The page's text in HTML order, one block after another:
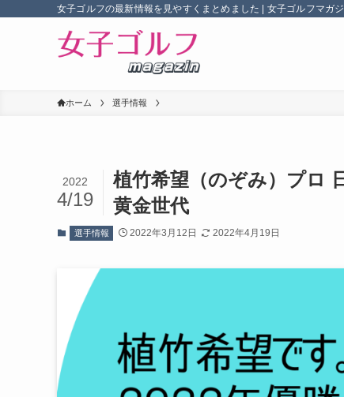
女子ゴルフの最新情報を見やすくまとめました | 女子ゴルフマガ
ホーム 選手情報
植竹希望（のぞみ）プロ
黄金世代
2022
4/19
選手情報 2022年3月12日 2022年4月19日